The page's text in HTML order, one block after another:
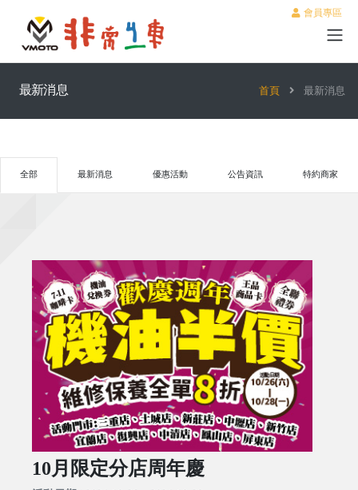
會員專區
最新消息 首頁 最新消息
全部 最新消息 優惠活動 公告資訊 特約商家
10月限定分店周年慶